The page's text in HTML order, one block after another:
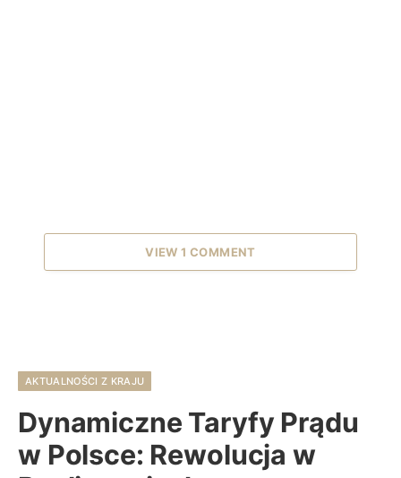
VIEW 1 COMMENT
AKTUALNOŚCI Z KRAJU
Dynamiczne Taryfy Prądu
w Polsce: Rewolucja w